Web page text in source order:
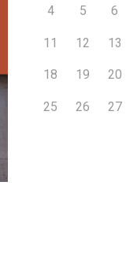
4 5 6
11 12 13
18 19 20
25 26 27